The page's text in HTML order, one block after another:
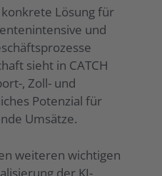
Lösung für
und
sieht in CATCH
, Zoll- und
Potenzial für
Umsätze.
weiteren wichtigen
der KI-